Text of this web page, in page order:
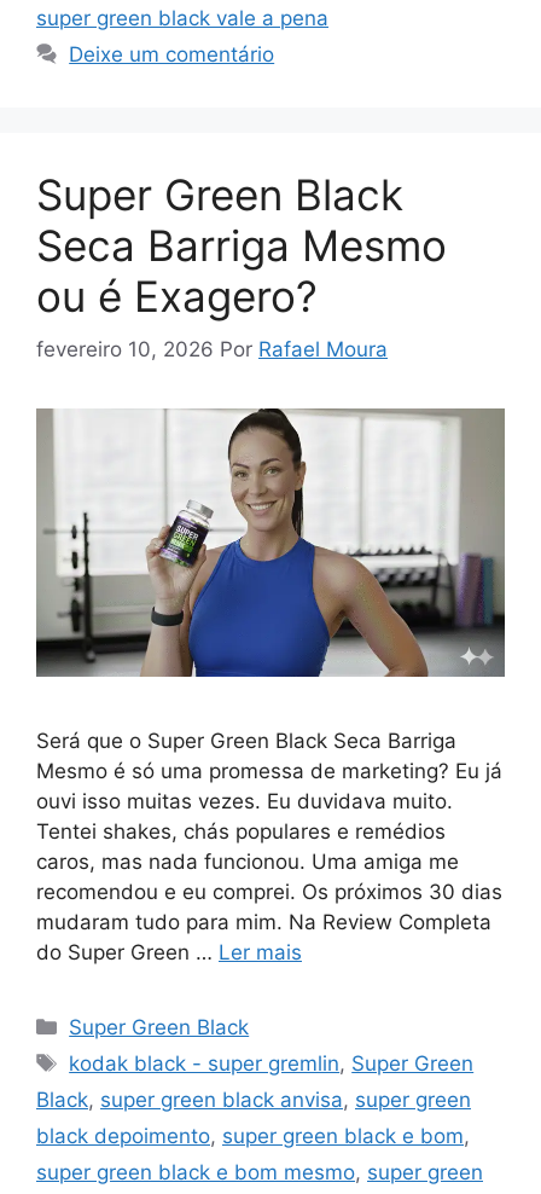
super green black vale a pena
Deixe um comentário
Super Green Black
Seca Barriga Mesmo
ou é Exagero?
fevereiro 10, 2026 Por Rafael Moura
Será que o Super Green Black Seca Barriga
Mesmo é só uma promessa de marketing? Eu já
ouvi isso muitas vezes. Eu duvidava muito.
Tentei shakes, chás populares e remédios
caros, mas nada funcionou. Uma amiga me
recomendou e eu comprei. Os próximos 30 dias
mudaram tudo para mim. Na Review Completa
do Super Green … Ler mais
Categorias
Super Green Black
Tags
kodak black - super gremlin, Super Green
Black, super green black anvisa, super green
black depoimento, super green black e bom,
super green black e bom mesmo, super green